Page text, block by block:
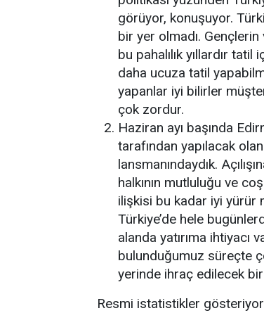
görüyor, konuşuyor.
bir yer olmadı.
bu pahalılık yıllardır
daha ucuza tatil
yapanlar iyi bilirler
çok zordur.
Haziran ayı başında
tarafından yapılacak
lansmanındaydık.
halkının mutluluğu ve
ilişkisi bu kadar iyi yürür
Türkiye’de hele
alanda yatırıma ihtiyacı
bulunduğumuz süreçte
yerinde ihraç edilecek bir
Resmi istatistikler gösteriyor